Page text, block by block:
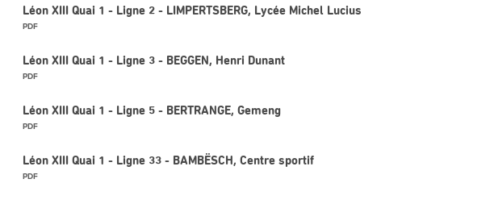
Léon XIII Quai 1 - Ligne 2 - LIMPERTSBERG, Lycée Michel Lucius
PDF
Léon XIII Quai 1 - Ligne 3 - BEGGEN, Henri Dunant
PDF
Léon XIII Quai 1 - Ligne 5 - BERTRANGE, Gemeng
PDF
Léon XIII Quai 1 - Ligne 33 - BAMBËSCH, Centre sportif
PDF